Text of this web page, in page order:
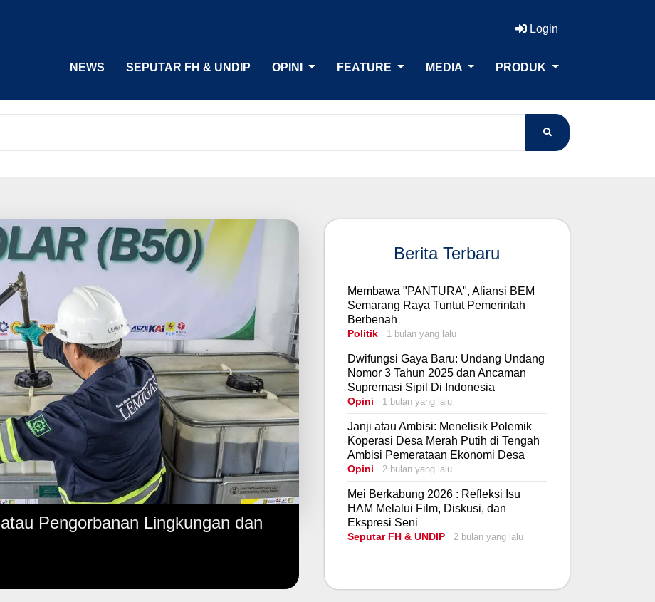
Login
NEWS SEPUTAR FH & UNDIP OPINI FEATURE MEDIA PRODUK
Pengorbanan Lingkungan dan
Berita Terbaru
Membawa "PANTURA", Aliansi BEM
Semarang Raya Tuntut Pemerintah
Berbenah
Politik 1 bulan yang lalu
Dwifungsi Gaya Baru: Undang Undang
Nomor 3 Tahun 2025 dan Ancaman
Supremasi Sipil Di Indonesia
Opini 1 bulan yang lalu
Janji atau Ambisi: Menelisik Polemik
Koperasi Desa Merah Putih di Tengah
Ambisi Pemerataan Ekonomi Desa
Opini 2 bulan yang lalu
Mei Berkabung 2026 : Refleksi Isu
HAM Melalui Film, Diskusi, dan
Ekspresi Seni
Seputar FH & UNDIP 2 bulan yang lalu